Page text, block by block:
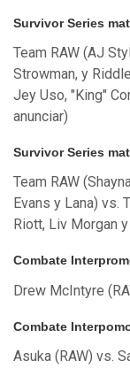
Survivor Series
Team RAW (AJ
Strowman, y
Jey Uso, "King"
anunciar)
Survivor Series
Team RAW
Evans y Lana) vs.
Riott, Liv Morgan
Combate
Drew McIntyre
Combate
Asuka (RAW) vs.